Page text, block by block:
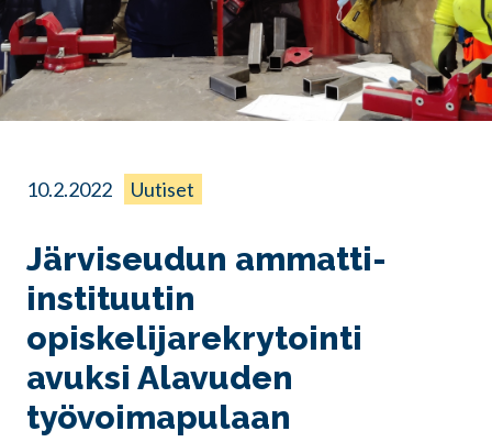
10.2.2022 Uutiset
Järviseudun ammatti-
instituutin
opiskelijarekrytointi
avuksi Alavuden
työvoimapulaan